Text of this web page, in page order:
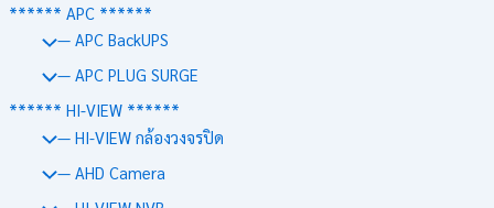
****** APC ******
— APC BackUPS
— APC PLUG SURGE
****** HI-VIEW ******
— HI-VIEW กล้องวงจรปิด
— AHD Camera